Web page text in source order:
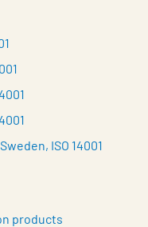
ISO 14001
products